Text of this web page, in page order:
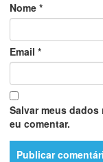
Nome *
Email *
Salvar meus
eu comentar.